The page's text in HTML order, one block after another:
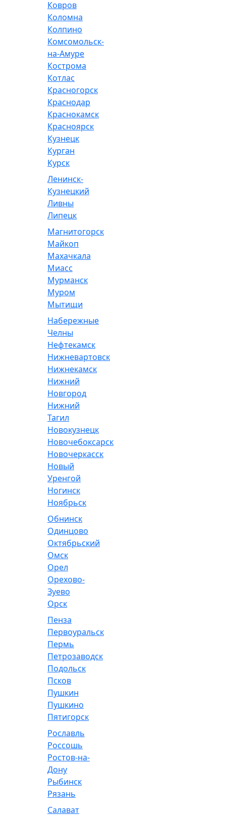
Ковров
Коломна
Колпино
Комсомольск-
на-Амуре
Кострома
Котлас
Красногорск
Краснодар
Краснокамск
Красноярск
Кузнецк
Курган
Курск
Ленинск-
Кузнецкий
Ливны
Липецк
Магнитогорск
Майкоп
Махачкала
Миасс
Мурманск
Муром
Мытищи
Набережные
Челны
Нефтекамск
Нижневартовск
Нижнекамск
Нижний
Новгород
Нижний
Тагил
Новокузнецк
Новочебоксарск
Новочеркасск
Новый
Уренгой
Ногинск
Ноябрьск
Обнинск
Одинцово
Октябрьский
Омск
Орел
Орехово-
Зуево
Орск
Пенза
Первоуральск
Пермь
Петрозаводск
Подольск
Псков
Пушкин
Пушкино
Пятигорск
Рославль
Россошь
Ростов-на-
Дону
Рыбинск
Рязань
Салават